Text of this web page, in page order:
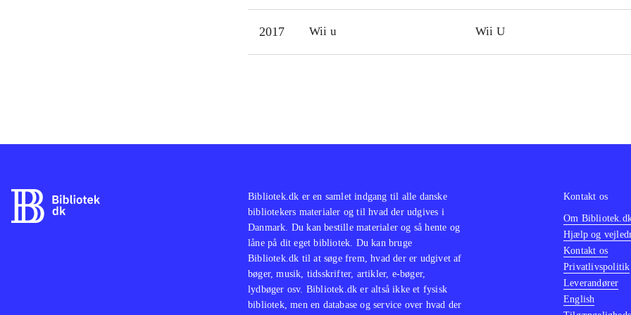
2017 Wii u Wii U
Bibliotek.dk er en samlet indgang til alle danske
bibliotekers materialer og til hvad der udgives i
Danmark. Du kan bestille materialer og så hente og
låne på dit eget bibliotek. Du kan bruge
Bibliotek.dk til at søge frem, hvad der er udgivet af
bøger, musik, tidsskrifter, artikler, e-bøger,
lydbøger osv. Bibliotek.dk er altså ikke et fysisk
bibliotek, men en database og service over hvad der
Kontakt os
Om
Hjælp og
Kontakt os
Privatlivspolitik
Leverandører
English